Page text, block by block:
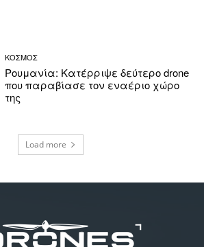
ΚΟΣΜΟΣ
Ρουμανία: Κατέρριψε δεύτερο drone
που παραβίασε τον εναέριο χώρο
της
Load more